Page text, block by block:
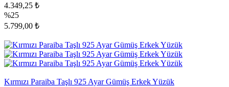
4.349,25 ₺
%25
5.799,00 ₺
Kırmızı Paraiba Taşlı 925 Ayar Gümüş Erkek Yüzük